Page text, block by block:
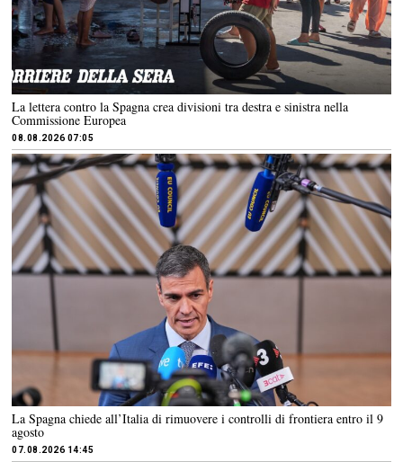
La lettera contro la Spagna crea divisioni tra destra e sinistra nella
Commissione Europea
08.08.2026 07:05
La Spagna chiede all’Italia di rimuovere i controlli di frontiera entro il 9
agosto
07.08.2026 14:45